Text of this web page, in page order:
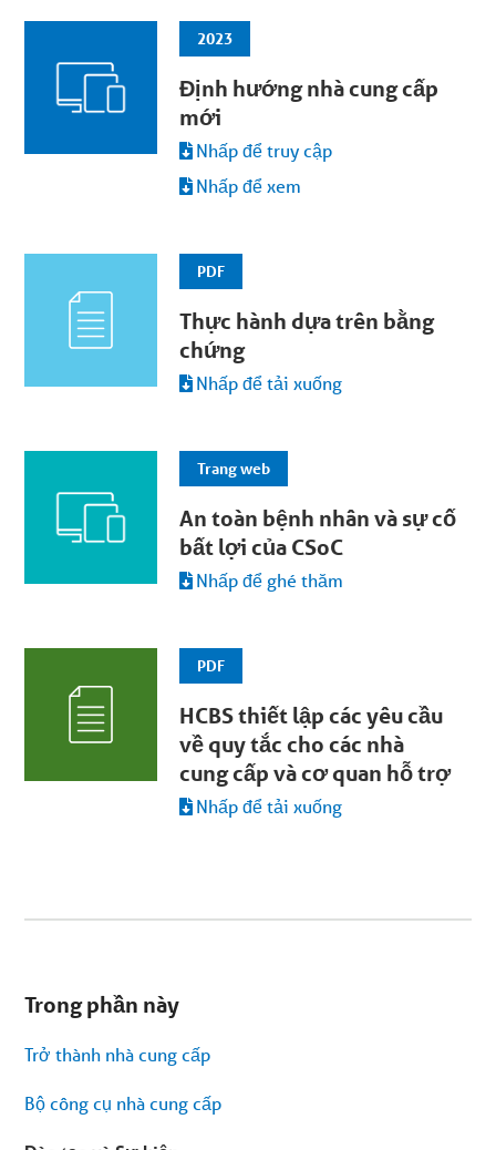
ở
phụ.
Bỏ
nội
dung
Trong phần này
Trở thành nhà cung cấp
Bộ công cụ nhà cung cấp
2023
Định hướng nhà cung cấp
mới
Nhấp để truy cập
Nhấp để xem
PDF
Thực hành dựa trên bằng
chứng
Nhấp để tải xuống
Trang web
An toàn bệnh nhân và sự cố
bất lợi của CSoC
Nhấp để ghé thăm
PDF
HCBS thiết lập các yêu cầu
về quy tắc cho các nhà
cung cấp và cơ quan hỗ trợ
Nhấp để tải xuống